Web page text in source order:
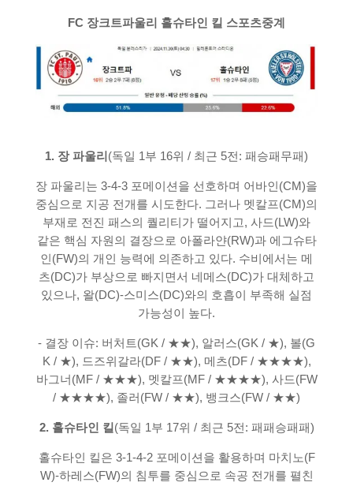
FC 장크트파울리 홀슈타인 킬 스포츠중계
1. 장 파울리 (독일 1부 16위 / 최근 5전: 패승패무패)
장 파울리는 3-4-3 포메이션을 선호하며 어바인(CM)을
중심으로 지공 전개를 시도한다. 그러나 멧칼프(CM)의
부재로 전진 패스의 퀄리티가 떨어지고, 사드(LW)와
같은 핵심 자원의 결장으로 아폴라얀(RW)과 에그슈타
인(FW)의 개인 능력에 의존하고 있다. 수비에서는 메
츠(DC)가 부상으로 빠지면서 네메스(DC)가 대체하고
있으나, 왈(DC)-스미스(DC)와의 호흡이 부족해 실점
가능성이 높다.
- 결장 이슈: 버처트(GK / ★★), 알러스(GK / ★), 볼(G
K / ★), 드즈위갈라(DF / ★★), 메츠(DF / ★★★★),
바그너(MF / ★★★), 멧칼프(MF / ★★★★), 사드(FW
/ ★★★★), 졸러(FW / ★★), 뱅크스(FW / ★★)
2. 홀슈타인 킬 (독일 1부 17위 / 최근 5전: 패패승패패)
홀슈타인 킬은 3-1-4-2 포메이션을 활용하며 마치노(F
W)-하레스(FW)의 침투를 중심으로 속공 전개를 펼친